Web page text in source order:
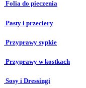
Folia do pieczenia
Pasty i przeciery
Przyprawy sypkie
Przyprawy w kostkach
Sosy i Dressingi